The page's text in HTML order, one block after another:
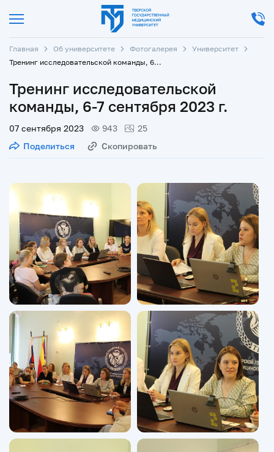
Главная Об университете Фотогалерея
Университет
Тренинг исследовательской команды, 6-7 сентября 2023 г.
Тренинг исследовательской
команды, 6-7 сентября 2023 г.
07 сентября 2023 943
25
Поделиться
Скопировать